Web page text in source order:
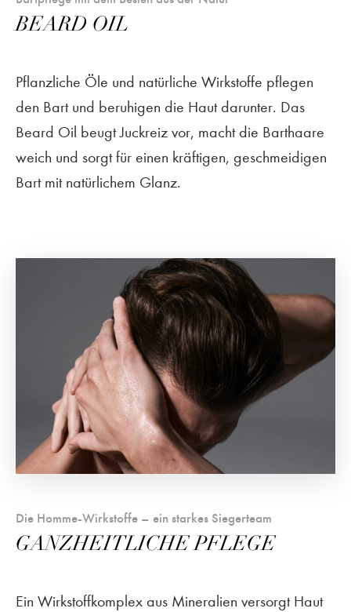
BEARD OIL
Pflanzliche Öle und natürliche Wirkstoffe pflegen
den Bart und beruhigen die Haut darunter. Das
Beard Oil beugt Juckreiz vor, macht die Barthaare
weich und sorgt für einen kräftigen, geschmeidigen
Bart mit natürlichem Glanz.
Die Homme-Wirkstoffe – ein starkes Siegerteam
GANZHEITLICHE PFLEGE
Ein Wirkstoffkomplex aus Mineralien versorgt Haut